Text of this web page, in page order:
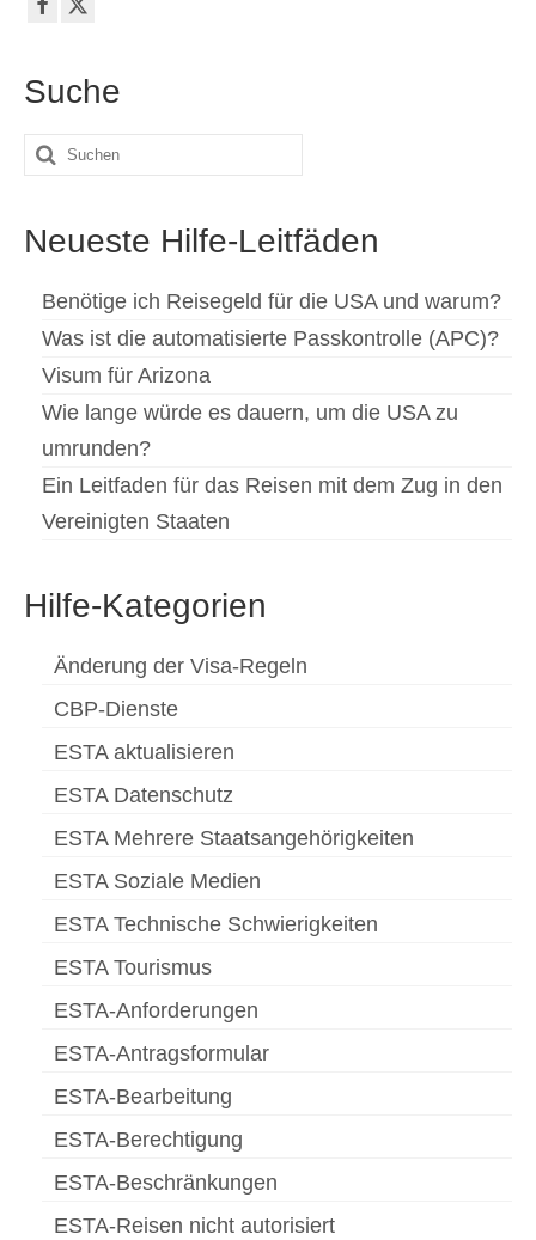
Suche
Suche
Neueste Hilfe-Leitfäden
Benötige ich Reisegeld für die USA und warum?
Was ist die automatisierte Passkontrolle (APC)?
Visum für Arizona
Wie lange würde es dauern, um die USA zu
umrunden?
Ein Leitfaden für das Reisen mit dem Zug in den
Vereinigten Staaten
Hilfe-Kategorien
Änderung der Visa-Regeln
CBP-Dienste
ESTA aktualisieren
ESTA Datenschutz
ESTA Mehrere Staatsangehörigkeiten
ESTA Soziale Medien
ESTA Technische Schwierigkeiten
ESTA Tourismus
ESTA-Anforderungen
ESTA-Antragsformular
ESTA-Bearbeitung
ESTA-Berechtigung
ESTA-Beschränkungen
ESTA-Reisen nicht autorisiert